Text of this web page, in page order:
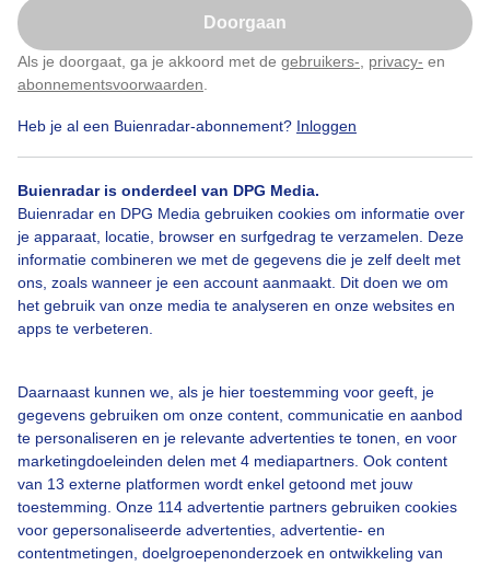
Doorgaan
Als je doorgaat, ga je akkoord met de gebruikers- privacy- en
abonnementsvoorwaarden
Heb je al een Buienradar-abonnement? Inloggen
Buienradar is onderdeel van DPG Media.
Buienradar en DPG Media gebruiken cookies om informatie over
je apparaat, locatie, browser en surfgedrag te verzamelen. Deze
informatie combineren we met de gegevens die je zelf deelt met
ons, zoals wanneer je een account aanmaakt. Dit doen we om
het gebruik van onze media te analyseren en onze websites en
apps te verbeteren.
Daarnaast kunnen we, als je hier toestemming voor geeft, je
gegevens gebruiken om onze content, communicatie en aanbod
te personaliseren en je relevante advertenties te tonen, en voor
marketingdoeleinden delen met 4 mediapartners. Ook content
van 13 externe platformen wordt enkel getoond met jouw
toestemming. Onze 114 advertentie partners gebruiken cookies
voor gepersonaliseerde advertenties, advertentie- en
contentmetingen, doelgroepenonderzoek en ontwikkeling van
Door: Gerrit Draaisma.
Bekijk slideshow
Een moment geduld aub...
Over Buienradar
Klik hierom dit aan te passen